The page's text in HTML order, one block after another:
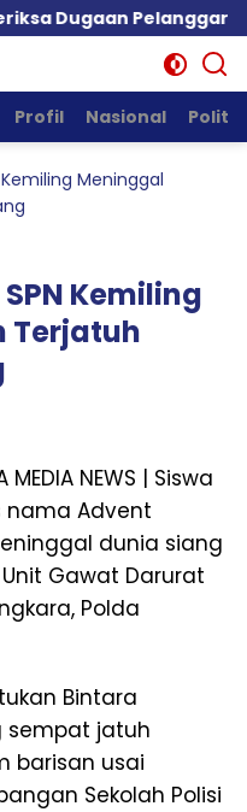
Pelanggaran GSJ
Profil Nasional Politik
Kemiling Meninggal
Kemiling
Terjatuh
MEDIA NEWS | Siswa
nama Advent
dunia siang
Gawat Darurat
Polda
Bintara
sempat jatuh
barisan usai
Sekolah Polisi